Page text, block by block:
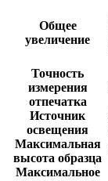
Общее
увеличение
Точность
измерения
отпечатка
Источник
освещения
Максимальная
высота образца
Максимальное